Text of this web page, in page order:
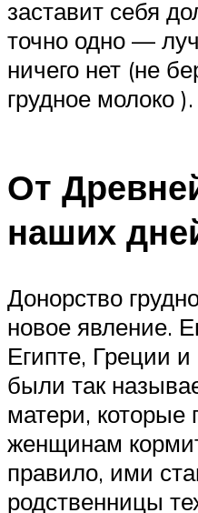
заставит себя
точно одно —
ничего нет (не
грудное молоко ).
От
наших
Донорство
новое явление.
Египте, Греции
были так
матери, которые
женщинам
правило, ими
родственницы